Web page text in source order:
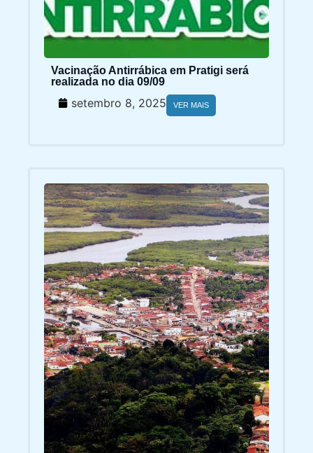
Vacinação Antirrábica em Pratigi será
realizada no dia 09/09
setembro 8, 2025 VER MAIS